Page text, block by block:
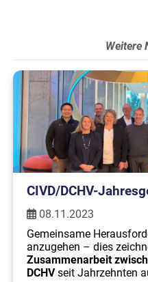
Weitere
CIVD/DCHV-
08.11.2023
Gemeinsame
anzugehen – dies
Zusammenarbeit
DCHVseit Jahrzehnten